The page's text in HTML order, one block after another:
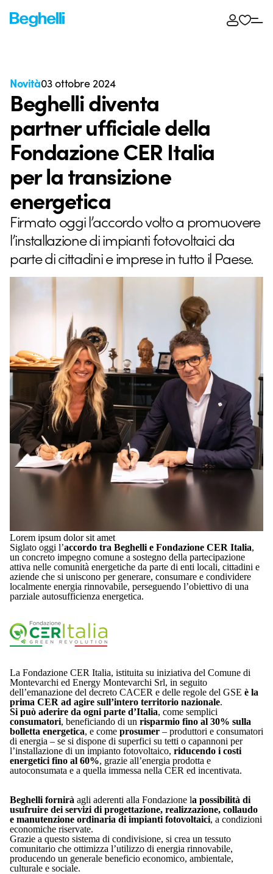
Novità03 ottobre 2024
Beghelli diventa
partner ufficiale della
Fondazione CER Italia
per la transizione
energetica
Firmato oggi l’accordo volto a promuovere
l’installazione di impianti fotovoltaici da
parte di cittadini e imprese in tutto il Paese.
Lorem ipsum dolor sit amet
Siglato oggi l’accordo tra Beghelli e Fondazione CER Italia,
un concreto impegno comune a sostegno della partecipazione
attiva nelle comunità energetiche da parte di enti locali, cittadini e
aziende che si uniscono per generare, consumare e condividere
localmente energia rinnovabile, perseguendo l’obiettivo di una
parziale autosufficienza energetica.
La Fondazione CER Italia, istituita su iniziativa del Comune di
Montevarchi ed Energy Montevarchi Srl, in seguito
dell’emanazione del decreto CACER e delle regole del GSE è la
prima CER ad agire sull’intero territorio nazionale.
Si può aderire da ogni parte d’Italia, come semplici
consumatori, beneficiando di un risparmio fino al 30% sulla
bolletta energetica, e come prosumer – produttori e consumatori
di energia – se si dispone di superfici su tetti o capannoni per
l’installazione di un impianto fotovoltaico, riducendo i costi
energetici fino al 60%, grazie all’energia prodotta e
autoconsumata e a quella immessa nella CER ed incentivata.
Beghelli fornirà agli aderenti alla Fondazione la possibilità di
usufruire dei servizi di progettazione, realizzazione, collaudo
e manutenzione ordinaria di impianti fotovoltaici, a condizioni
economiche riservate.
Grazie a questo sistema di condivisione, si crea un tessuto
comunitario che ottimizza l’utilizzo di energia rinnovabile,
producendo un generale beneficio economico, ambientale,
culturale e sociale.